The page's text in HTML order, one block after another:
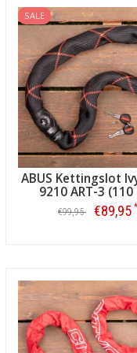
Daarnaast zijn de sloten
duurzaamheid. Ze gaan
degelijk is de slothoes?)
verzekering- hetgeen
SALE
ABUS Kettingslot
9210 ART-3 (110
€99,95 €89,95 *